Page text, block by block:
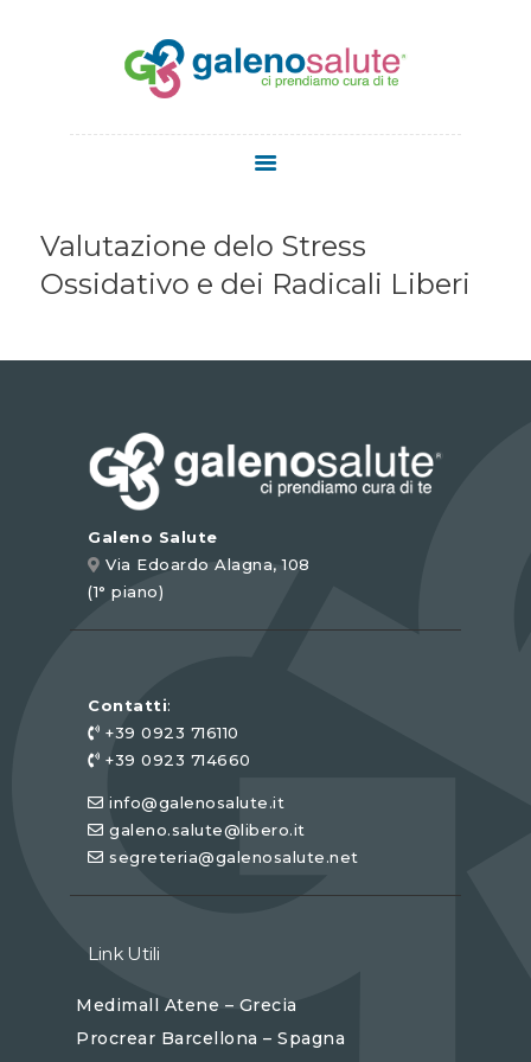
SERVIZI
STAFF
MEDICINA
NEWS
CONTATTI
Valutazione delo Stress
Ossidativo e dei Radicali Liberi
Galeno Salute
Via Edoardo Alagna, 108
(1° piano)
Contatti:
+39 0923 716110
+39 0923 714660
info@galenosalute.it
galeno.salute@libero.it
segreteria@galenosalute.net
Link Utili
Medimall Atene – Grecia
Procrear Barcellona – Spagna